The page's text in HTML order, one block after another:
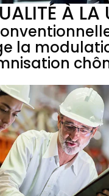
À LA
la